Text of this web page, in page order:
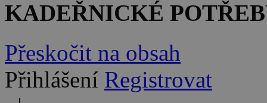
KADEŘNICKÉ
Přeskočit na obsah
Přihlášení Registrovat